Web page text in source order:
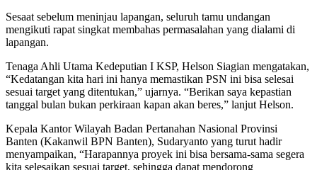
Sesaat sebelum meninjau lapangan, seluruh tamu undangan
mengikuti rapat singkat membahas permasalahan yang dialami di
lapangan.
Tenaga Ahli Utama Kedeputian I KSP, Helson Siagian mengatakan,
“Kedatangan kita hari ini hanya memastikan PSN ini bisa selesai
sesuai target yang ditentukan,” ujarnya. “Berikan saya kepastian
tanggal bulan bukan perkiraan kapan akan beres,” lanjut Helson.
Kepala Kantor Wilayah Badan Pertanahan Nasional Provinsi
Banten (Kakanwil BPN Banten), Sudaryanto yang turut hadir
menyampaikan, “Harapannya proyek ini bisa bersama-sama segera
kita selesaikan sesuai target, sehingga dapat mendorong